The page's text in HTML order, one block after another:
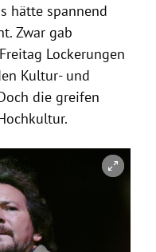
hätte spannend
Zwar gab
Lockerungen
Kultur- und
die greifen
.